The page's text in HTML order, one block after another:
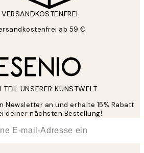
VERSANDKOSTENFREI
ab 59 €
TEIL UNSERER KUNSTWELT
Newsletter an und erhalte 15% Rabatt
deiner nächsten Bestellung!